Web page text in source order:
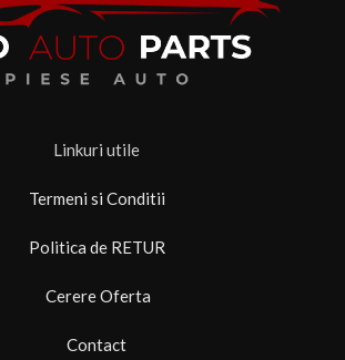
Linkuri utile
Termeni si Conditii
Politica de RETUR
Cerere Oferta
Contact